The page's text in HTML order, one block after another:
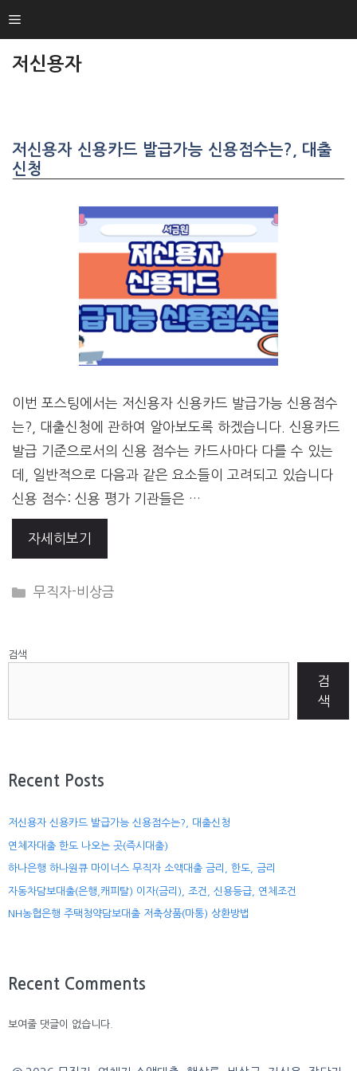
TO
Menu
저신용자
저신용자 신용카드 발급가능 신용점수는?, 대출
신청
이번 포스팅에서는 저신용자 신용카드 발급가능 신용점수
는?, 대출신청에 관하여 알아보도록 하겠습니다. 신용카드
발급 기준으로서의 신용 점수는 카드사마다 다를 수 있는
데, 일반적으로 다음과 같은 요소들이 고려되고 있습니다
신용 점수: 신용 평가 기관들은 …
자세히보기
CATEGORIES
무직자-비상금
검색
검
색
Recent Posts
저신용자 신용카드 발급가능 신용점수는?, 대출신청
연체자대출 한도 나오는 곳(즉시대출)
하나은행 하나원큐 마이너스 무직자 소액대출 금리, 한도, 금리
자동차담보대출(은행,캐피탈) 이자(금리), 조건, 신용등급, 연체조건
NH농협은행 주택청약담보대출 저축상품(마통) 상환방법
Recent Comments
보여줄 댓글이 없습니다.